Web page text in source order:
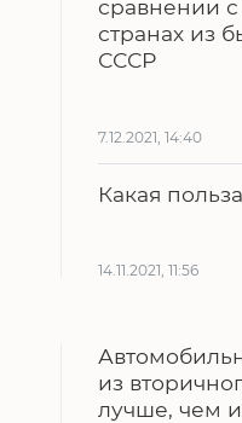
сравнении
странах из
СССР
7.12.2021, 14:40
Какая
14.11.2021, 11:56
из
лучше, чем